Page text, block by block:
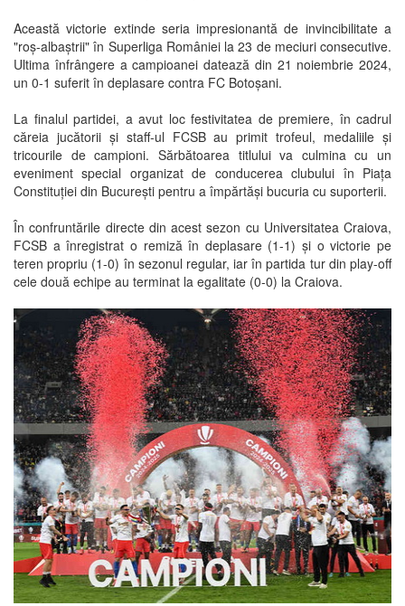
Această victorie extinde seria impresionantă de invincibilitate a
"roș-albaștrii" în Superliga României la 23 de meciuri consecutive.
Ultima înfrângere a campioanei datează din 21 noiembrie 2024,
un 0-1 suferit în deplasare contra FC Botoșani.
La finalul partidei, a avut loc festivitatea de premiere, în cadrul
căreia jucătorii și staff-ul FCSB au primit trofeul, medaliile și
tricourile de campioni. Sărbătoarea titlului va culmina cu un
eveniment special organizat de conducerea clubului în Piața
Constituției din București pentru a împărtăși bucuria cu suporterii.
În confruntările directe din acest sezon cu Universitatea Craiova,
FCSB a înregistrat o remiză în deplasare (1-1) și o victorie pe
teren propriu (1-0) în sezonul regular, iar în partida tur din play-off
cele două echipe au terminat la egalitate (0-0) la Craiova.